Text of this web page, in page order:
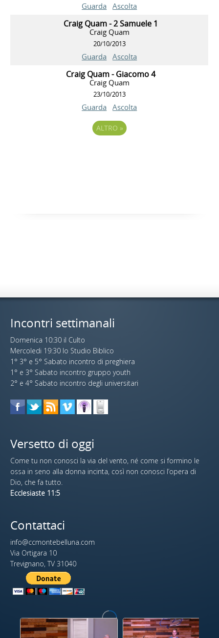
Guarda Ascolta
Craig Quam - 2 Samuele 1
Craig Quam
20/10/2013
Guarda Ascolta
Craig Quam - Giacomo 4
Craig Quam
23/10/2013
Guarda Ascolta
ALTRO »
Incontri settimanali
Domenica 10:30 il Culto
Mercoledi 19:30 lo Studio Biblico
1° 3° e 5° Sabato incontro di preghiera
1° e 3° Sabato incontro gruppo youth
2° e 4° Sabato incontro degli universitari
Versetto di oggi
Come tu non conosci la via del vento, né come si formino le
ossa in seno alla donna incinta, così non conosci l’opera di
Dio, che fa tutto.
Ecclesiaste 11:5
Contattaci
info@ccmontebelluna.com
Via Ortigara 10
Trevignano, TV 31040